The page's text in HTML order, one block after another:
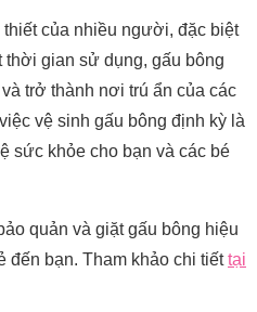
của nhiều người, đặc biệt
thời gian sử dụng, gấu bông
trở thành nơi trú ẩn của các
vệ sinh gấu bông định kỳ là
sức khỏe cho bạn và các bé
quản và giặt gấu bông hiệu
đến bạn. Tham khảo chi tiếttại